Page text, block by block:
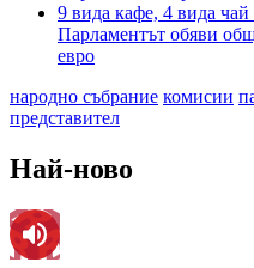
9 вида кафе, 4 вида чай
Парламентът обяви
евро
народно събрание комисии
представител
Най-ново